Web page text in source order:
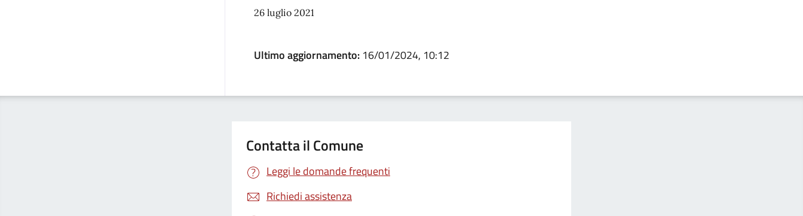
26 luglio 2021
Ultimo aggiornamento: 16/01/2024, 10:12
Contatta il Comune
Leggi le domande frequenti
Richiedi assistenza